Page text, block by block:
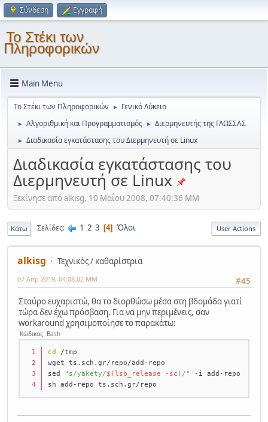
Σύνδεση Εγγραφή
Το Στέκι των
Πληροφορικών
Main Menu
Το Στέκι των Πληροφορικών ► Γενικό Λύκειο
► Αλγοριθμική και Προγραμματισμός ► Διερμηνευτής της ΓΛΩΣΣΑΣ
► Διαδικασία εγκατάστασης του Διερμηνευτή σε Linux
Διαδικασία εγκατάστασης του
Διερμηνευτή σε Linux
Ξεκίνησε από alkisg, 10 Μαΐου 2008, 07:40:36 ΜΜ
Κάτω Σελίδες 1 2 3 4 Όλοι User Actions
alkisg
Τεχνικός / καθαρίστρια
#45
07 Απρ 2019, 04:08:02 ΜΜ
Σταύρο ευχαριστώ, θα το διορθώσω μέσα στη βδομάδα γιατί
τώρα δεν έχω πρόσβαση. Για να μην περιμένεις, σαν
workaround χρησιμοποίησε το παρακάτω:
Κώδικας: Bash
cd
/tmp
wget ts.sch.gr/repo/add-repo
sed "s/yakety/$(lsb_release -sc) /"
-i add-repo
sh add-repo ts.sch.gr/repo